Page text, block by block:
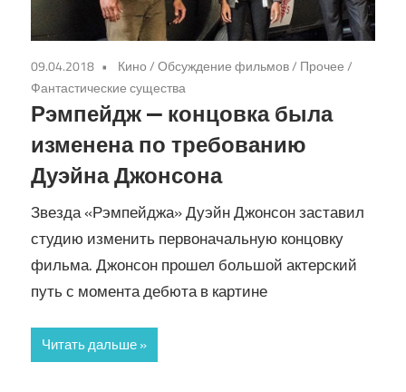
09.04.2018 Кино/Обсуждение фильмов/ Прочее/
Фантастические существа
Рэмпейдж — концовка была
изменена по требованию
Дуэйна Джонсона
Звезда «Рэмпейджа» Дуэйн Джонсон заставил
студию изменить первоначальную концовку
фильма. Джонсон прошел большой актерский
путь с момента дебюта в картине
Читать дальше